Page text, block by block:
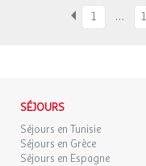
1 …
SÉJOURS
Séjours en Tunisie
Séjours en Grèce
Séjours en Espagne